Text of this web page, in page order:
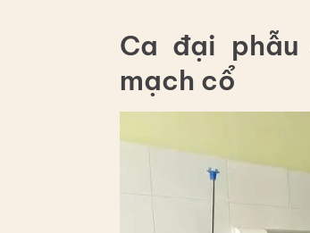
Ca đại
mạch cổ